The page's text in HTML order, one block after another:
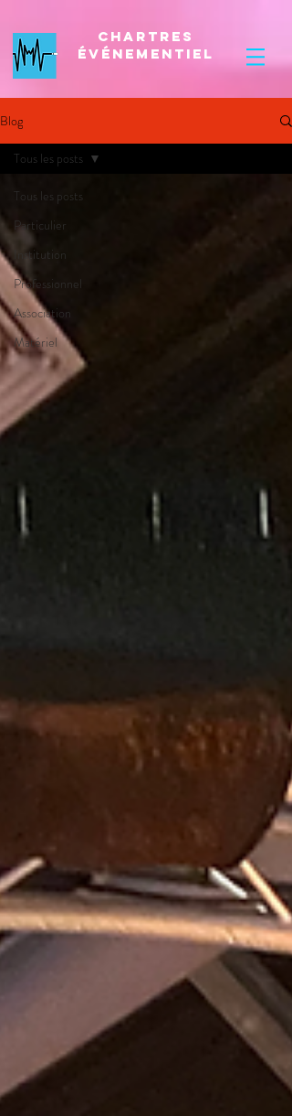
Chartres
Événementiel
Blog
Tous les posts
Particulier
Institution
Professionnel
Association
Matériel
Tous les posts